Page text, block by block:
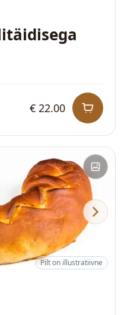
€ 22.00
Pilt on illustratiivne